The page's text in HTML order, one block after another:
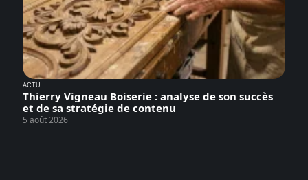
ACTU
Thierry Vigneau Boiserie : analyse de son succès
et de sa stratégie de contenu
5 août 2026